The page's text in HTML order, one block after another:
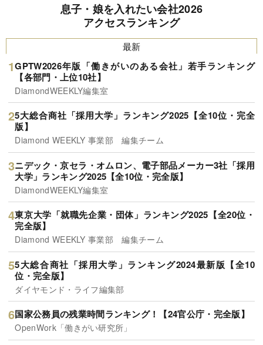
息子・娘を入れたい会社2026
アクセスランキング
最新
GPTW2026年版「働きがいのある会社」若手ランキング
【各部門・上位10社】
DiamondWEEKLY編集室
5大総合商社「採用大学」ランキング2025【全10位・完全
版】
Diamond WEEKLY 事業部 編集チーム
ニデック・京セラ・オムロン、電子部品メーカー3社「採用
大学」ランキング2025【全10位・完全版】
DiamondWEEKLY編集室
東京大学「就職先企業・団体」ランキング2025【全20位・
完全版】
Diamond WEEKLY 事業部 編集チーム
5大総合商社「採用大学」ランキング2024最新版【全10
位・完全版】
ダイヤモンド・ライフ編集部
国家公務員の残業時間ランキング！【24官公庁・完全版】
OpenWork「働きがい研究所」